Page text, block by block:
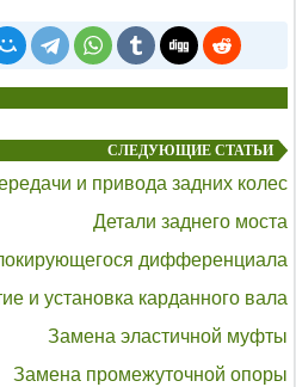
СЛЕДУЮЩИЕ СТАТЬИ
и привода задних колес
Детали заднего моста
дифференциала
и установка карданного вала
Замена эластичной муфты
Замена промежуточной опоры